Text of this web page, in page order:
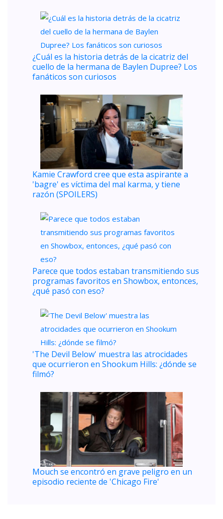
¿Cuál es la historia detrás de la cicatriz del
cuello de la hermana de Baylen Dupree? Los
fanáticos son curiosos
Kamie Crawford cree que esta aspirante a
'bagre' es víctima del mal karma, y ​​tiene
razón (SPOILERS)
Parece que todos estaban transmitiendo sus
programas favoritos en Showbox, entonces,
¿qué pasó con eso?
'The Devil Below' muestra las atrocidades
que ocurrieron en Shookum Hills: ¿dónde se
filmó?
Mouch se encontró en grave peligro en un
episodio reciente de 'Chicago Fire'